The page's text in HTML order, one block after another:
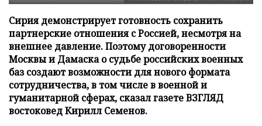
Сирия демонстрирует готовность сохранить
партнерские отношения с Россией, несмотря на
внешнее давление. Поэтому договоренности
Москвы и Дамаска о судьбе российских военных
баз создают возможности для нового формата
сотрудничества, в том числе в военной и
гуманитарной сферах, сказал газете ВЗГЛЯД
востоковед Кирилл Семенов.